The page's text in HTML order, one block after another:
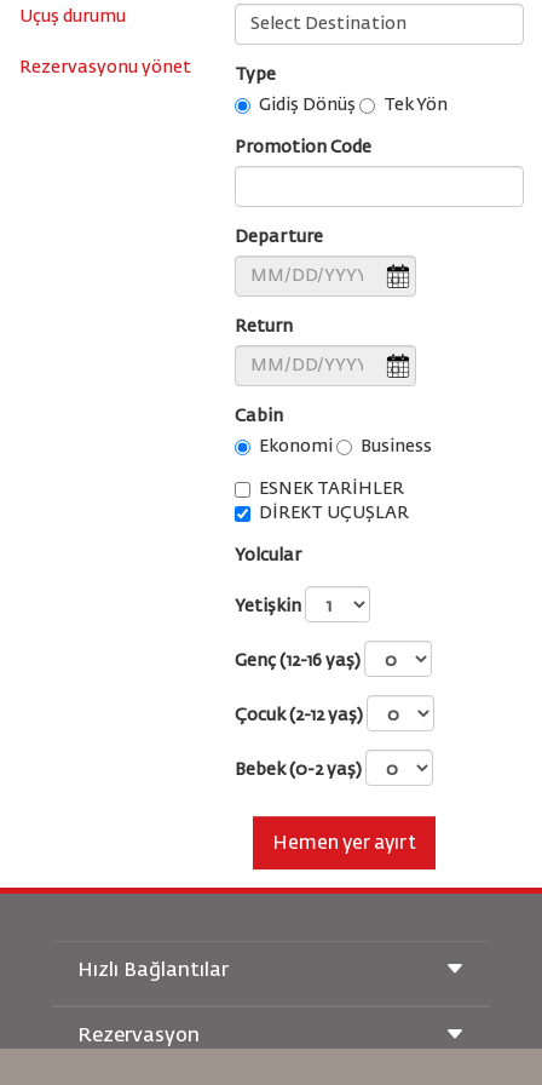
Uçuş durumu
Rezervasyonu yönet
Type
Gidiş Dönüş
Tek Yön
Promotion Code
Departure
Return
Cabin
Ekonomi
Business
ESNEK TARİHLER
DİREKT UÇUŞLAR
Yolcular
Yetişkin
Genç (12-16 yaş)
Çocuk (2-12 yaş)
Bebek (0-2 yaş)
Hemen yer ayırt
Hızlı Bağlantılar
Rezervasyon